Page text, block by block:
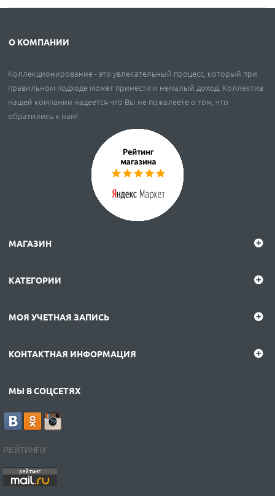
О КОМПАНИИ
Коллекционирование - это увлекательный процесс, который при
правильном подходе может принести и немалый доход. Коллектив
нашей компании надеется что Вы не пожалеете о том, что
обратились к нам!
МАГАЗИН
КАТЕГОРИИ
МОЯ УЧЕТНАЯ ЗАПИСЬ
КОНТАКТНАЯ ИНФОРМАЦИЯ
МЫ В СОЦСЕТЯХ
РЕЙТИНГИ